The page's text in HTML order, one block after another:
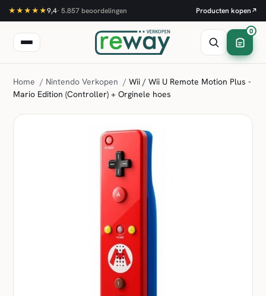
★★★★★9,4· 5.857beoordelingen Producten kopen ↗
0
Home / Nintendo Verkopen / Wii / Wii U Remote Motion Plus -
Mario Edition (Controller) + Orginele hoes